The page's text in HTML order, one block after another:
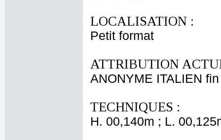
LOCALISATION :
Petit format
ATTRIBUTION
ANONYME ITALIEN
TECHNIQUES :
H. 00,140m ; L.